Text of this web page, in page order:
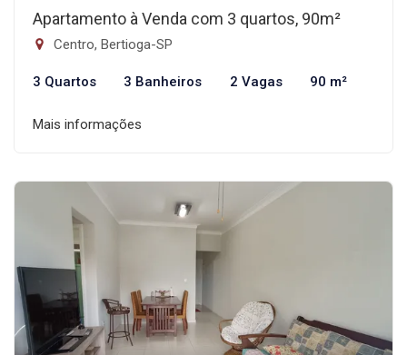
Apartamento à Venda com 3 quartos, 90m²
Centro, Bertioga-SP
3 Quartos 3 Banheiros 2 Vagas 90 m²
Mais informações